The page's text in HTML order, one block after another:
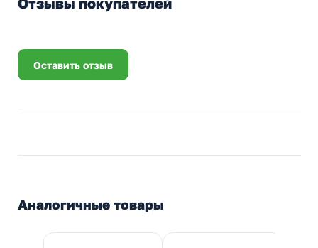
Оставить отзыв
Аналогичные товары